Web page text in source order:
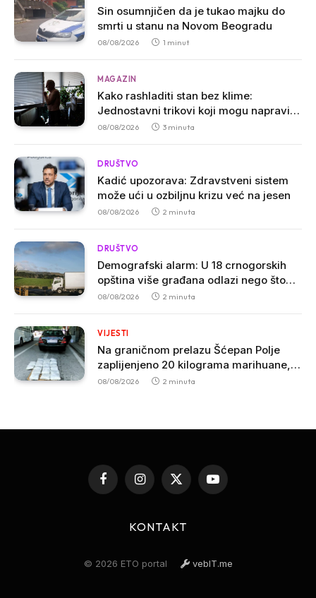
Sin osumnjičen da je tukao majku do
smrti u stanu na Novom Beogradu
08/08/2026 1 minut
MAGAZIN
Kako rashladiti stan bez klime:
Jednostavni trikovi koji mogu napraviti
veliku razliku
08/08/2026 3 minuta
DRUŠTVO
Kadić upozorava: Zdravstveni sistem
može ući u ozbiljnu krizu već na jesen
08/08/2026 2 minuta
DRUŠTVO
Demografski alarm: U 18 crnogorskih
opština više građana odlazi nego što
dolazi
08/08/2026 2 minuta
VIJESTI
Na graničnom prelazu Šćepan Polje
zaplijenjeno 20 kilograma marihuane,
uhapšen muškarac iz Zete
08/08/2026 2 minuta
FacebookInstagram
X
(Twitter)
YouTube
KONTAKT
© 2026 ETO portal vebIT.me